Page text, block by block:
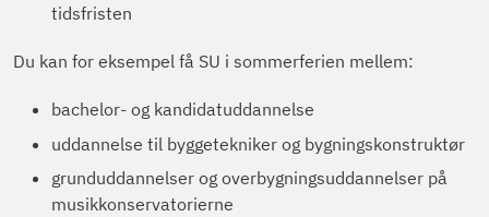
tidsfristen
Du kan for eksempel få SU i sommerferien mellem:
bachelor- og kandidatuddannelse
uddannelse til byggetekniker og bygningskonstruktør
grunduddannelser og overbygningsuddannelser på
musikkonservatorierne